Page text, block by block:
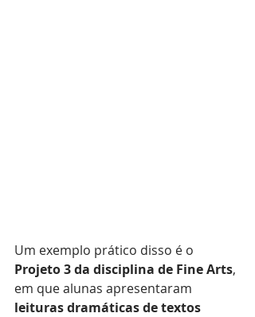
Um exemplo prático disso é o
Projeto 3 da disciplina de Fine Arts,
em que alunas apresentaram
leituras dramáticas de textos